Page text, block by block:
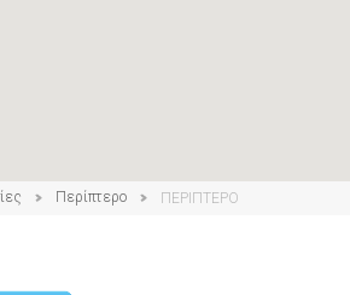
Περίπτερο ΠΕΡΙΠΤΕΡΟ